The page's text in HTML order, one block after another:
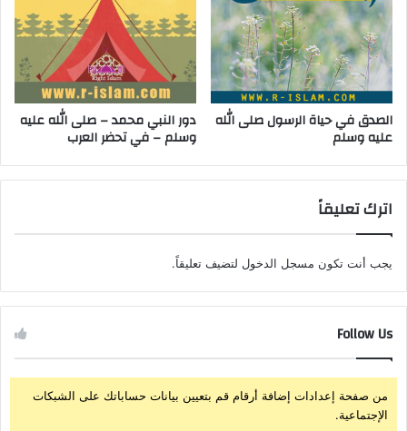
الصدق في حياة الرسول صلى الله
عليه وسلم
دور النبي محمد – صلى الله عليه
وسلم – في تحضر العرب
اترك تعليقاً
يجب أنت تكون مسجل الدخول لتضيف تعليقاً.
Follow Us
من صفحة إعدادات إضافة أرقام قم بتعيين بيانات حساباتك على الشبكات
الإجتماعية.